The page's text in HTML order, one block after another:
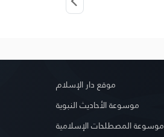
موقع دار الإسلام
موسوعة الأحاديث النبوية
موسوعة المصطلحات الإسلامية